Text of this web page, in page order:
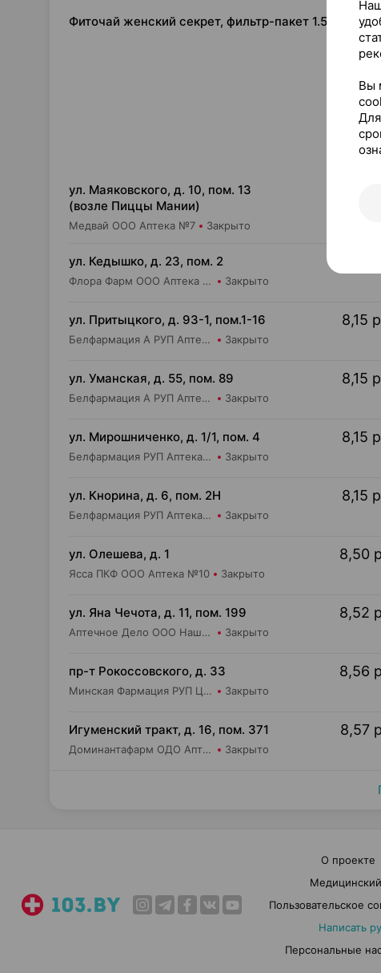
Фиточай женский секрет, фильтр-пакет 1.5 г ×20,
ул. Маяковского, д. 10, пом. 13
(возле Пиццы Мании)
Медвай ООО Аптека №7 Закрыто
ул. Кедышко, д. 23, пом. 2
Флора Фарм ООО Аптека №21 Закрыто
ул. Притыцкого, д. 93-1, пом.1-16
Белфармация А РУП Аптека №91 Закрыто
8,15
ул. Уманская, д. 55, пом. 89
Белфармация А РУП Аптека №39 Закрыто
8,15
ул. Мирошниченко, д. 1/1, пом. 4
Белфармация РУП Аптека №75 Закрыто
8,15
ул. Кнорина, д. 6, пом. 2Н
Белфармация РУП Аптека №37 Закрыто
8,15
ул. Олешева, д. 1
Ясса ПКФ ООО Аптека №10 Закрыто
8,50
ул. Яна Чечота, д. 11, пом. 199
Аптечное Дело ООО Наша Аптека №1 Закрыто
8,52
пр-т Рокоссовского, д. 33
Минская Фармация РУП Центральная районная аптека №182 Закрыто
8,56
Игуменский тракт, д. 16, пом. 371
Доминантафарм ОДО Аптека №2 Закрыто
8,57
О проекте
Пользовательское
Написать
Персональные
Вы